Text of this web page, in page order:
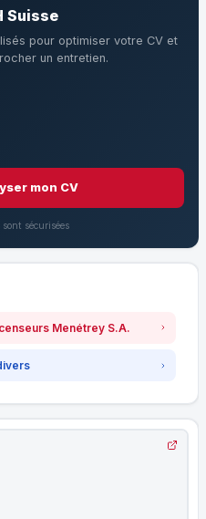
Suisse
pour optimiser votre CV et
un entretien.
mon CV
sont sécurisées
Menétrey S.A.